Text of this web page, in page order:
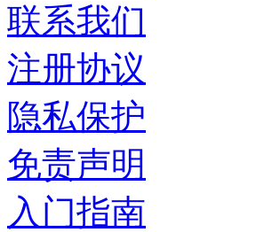
联系我们
注册协议
隐私保护
免责声明
入门指南